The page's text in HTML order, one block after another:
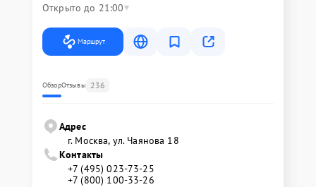
Открыто до 21:00
Маршрут
ОбзорОтзывы 236
Адрес
г. Москва, ул. Чаянова 18
Контакты
+7 (495) 023-73-25
+7 (800) 100-33-26